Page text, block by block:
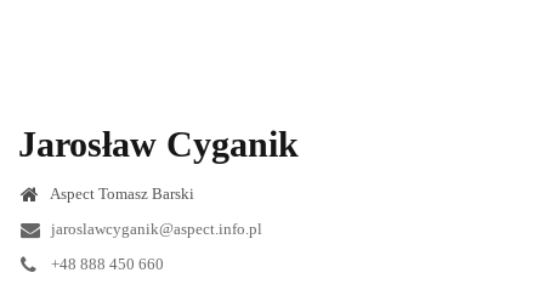
Jarosław Cyganik
Aspect Tomasz Barski
jaroslawcyganik@aspect.info.pl
+48 888 450 660